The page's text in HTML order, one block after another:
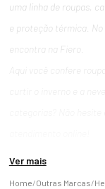
uma linha de roupas, calçados e acessórios que
e proteção térmica. No Brasil, as
encontra na Fiero.
Ver mais
Outras Marcas